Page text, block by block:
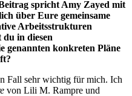
spricht Amy Zayed mit
über Eure gemeinsame
Arbeitsstrukturen
du in diesen
genannten konkreten Pläne
Fall sehr wichtig für mich. Ich
von Lili M. Rampre und